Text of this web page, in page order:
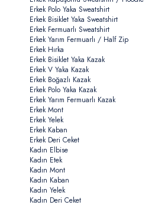
Erkek Polo Yaka Sweatshirt
Erkek Bisiklet Yaka Sweatshirt
Erkek Fermuarlı Sweatshirt
Erkek Yarım Fermuarlı / Half Zip
Erkek Hırka
Erkek Bisiklet Yaka Kazak
Erkek V Yaka Kazak
Erkek Boğazlı Kazak
Erkek Polo Yaka Kazak
Erkek Yarım Fermuarlı Kazak
Erkek Mont
Erkek Yelek
Erkek Kaban
Erkek Deri Ceket
Kadın Elbise
Kadın Etek
Kadın Mont
Kadın Kaban
Kadın Yelek
Kadın Deri Ceket